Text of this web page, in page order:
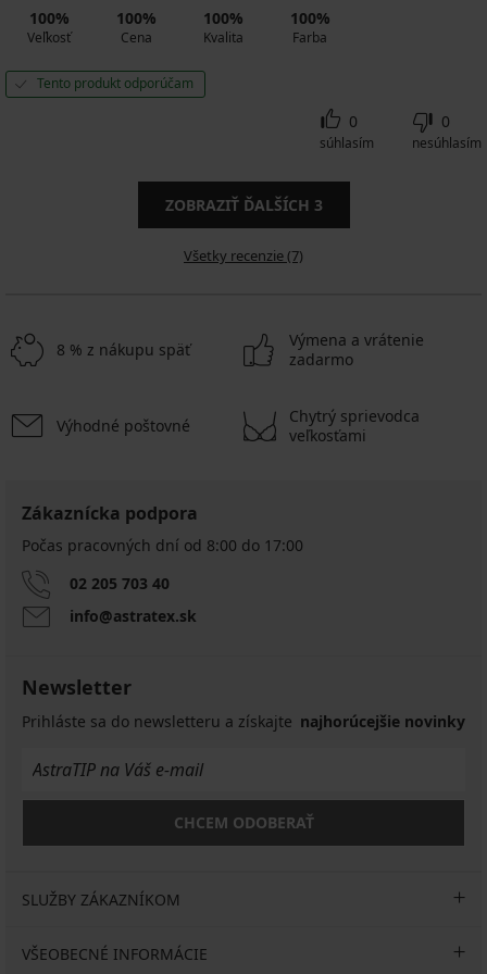
100%
Veľkosť
100%
Cena
100%
Kvalita
100%
Farba
Tento produkt odporúčam
0
súhlasím
0
nesúhlasím
ZOBRAZIŤ ĎALŠÍCH 3
Všetky recenzie (7)
8 % z nákupu späť
Výmena a vrátenie
zadarmo
Výhodné poštovné
Chytrý sprievodca
veľkosťami
Zákaznícka podpora
Počas pracovných dní od 8:00 do 17:00
02 205 703 40
info@astratex.sk
Newsletter
Prihláste sa do newsletteru a získajte najhorúcejšie novinky
CHCEM ODOBERAŤ
SLUŽBY ZÁKAZNÍKOM
VŠEOBECNÉ INFORMÁCIE